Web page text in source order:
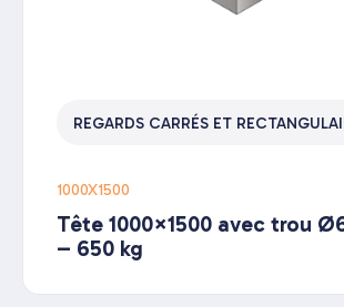
REGARDS CARRÉS ET
1000X1500
Tête 1000×1500 avec trou
– 650 kg